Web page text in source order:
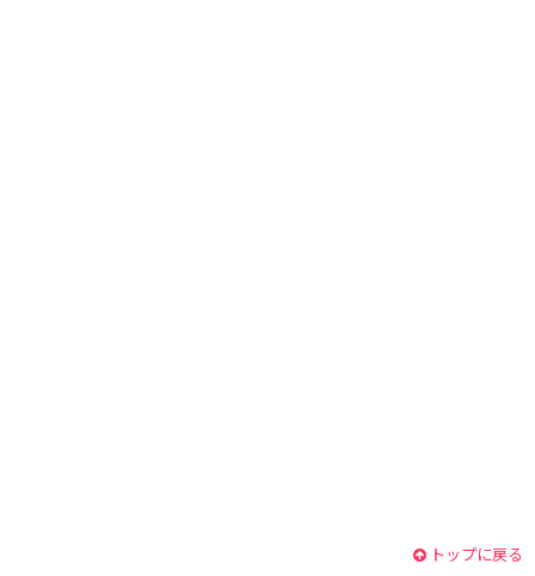
トップに戻る